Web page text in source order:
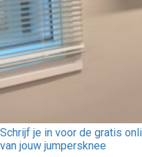
Schrijf je in voor de gratis
van jouw jumpersknee